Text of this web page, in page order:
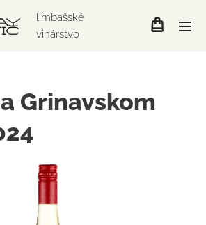
limbašské
vinárstvo
Grinavskom